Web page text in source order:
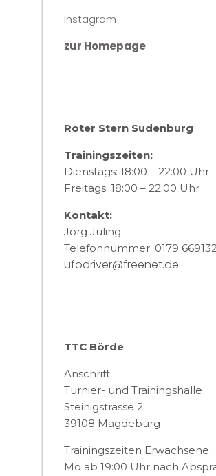
Instagram
zur Homepage
Roter Stern Sudenburg
Trainingszeiten:
Dienstags: 18:00 – 22:00 Uhr
Freitags: 18:00 – 22:00 Uhr
Kontakt:
Jörg Jüling
Telefonnummer: 0179
ufodriver@freenet.de
TTC Börde
Anschrift:
Turnier- und Trainingshalle
Steinigstrasse 2
39108 Magdeburg
Trainingszeiten Erwachsene:
Mo ab 19:00 Uhr nach